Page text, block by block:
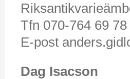
Tfn 070-764 69 78
E-post
Dag Isacson